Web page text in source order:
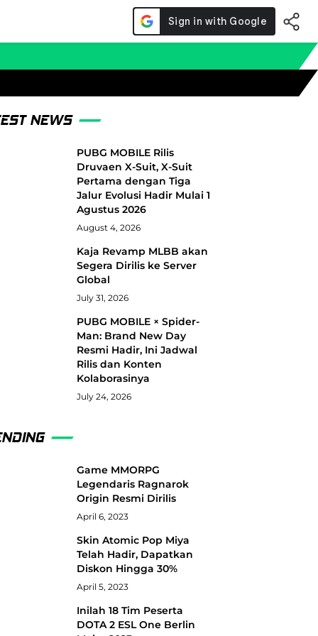
NEWS
PUBG MOBILE Rilis
Druvaen X-Suit, X-Suit
Pertama dengan Tiga
Jalur Evolusi Hadir Mulai 1
Agustus 2026
August 4, 2026
Kaja Revamp MLBB akan
Segera Dirilis ke Server
Global
July 31, 2026
PUBG MOBILE × Spider-
Man: Brand New Day
Resmi Hadir, Ini Jadwal
Rilis dan Konten
Kolaborasinya
July 24, 2026
Game MMORPG
Legendaris Ragnarok
Origin Resmi Dirilis
April 6, 2023
Skin Atomic Pop Miya
Telah Hadir, Dapatkan
Diskon Hingga 30%
April 5, 2023
Inilah 18 Tim Peserta
DOTA 2 ESL One Berlin